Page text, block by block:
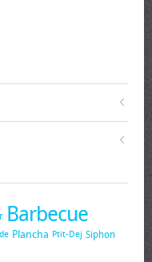
Barbecue
Plancha Ptit-Dej Siphon